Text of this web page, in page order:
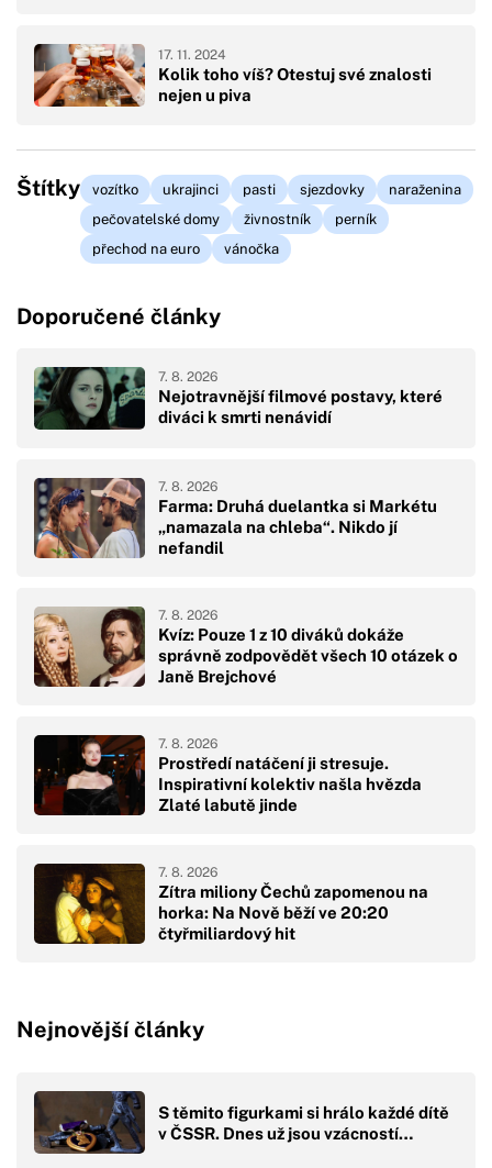
Kolik toho víš? Otestuj své znalosti
nejen u piva
17. 11. 2024
Štítky vozítko ukrajinci pasti sjezdovky
naraženina
pečovatelské domy
živnostník
perník
přechod na euro
vánočka
Doporučené články
Nejotravnější filmové postavy, které
diváci k smrti nenávidí
7. 8. 2026
Farma: Druhá duelantka si Markétu
„namazala na chleba“. Nikdo jí
nefandil
7. 8. 2026
Kvíz: Pouze 1 z 10 diváků dokáže
správně zodpovědět všech 10 otázek o
Janě Brejchové
7. 8. 2026
Prostředí natáčení ji stresuje.
Inspirativní kolektiv našla hvězda
Zlaté labutě jinde
7. 8. 2026
Zítra miliony Čechů zapomenou na
horka: Na Nově běží ve 20:20
čtyřmiliardový hit
7. 8. 2026
Nejnovější články
S těmito figurkami si hrálo každé dítě
v ČSSR. Dnes už jsou vzácností…